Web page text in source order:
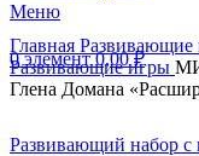
Меню
0элемент 0,00₽
Главная
Развивающие игры
Глена Домана
Развивающий набор